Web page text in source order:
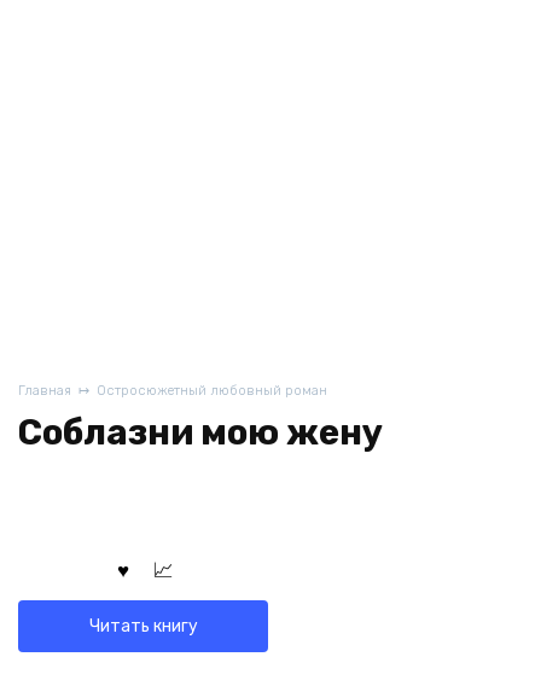
Главная Остросюжетный любовный роман
Соблазни мою жену
Читать книгу